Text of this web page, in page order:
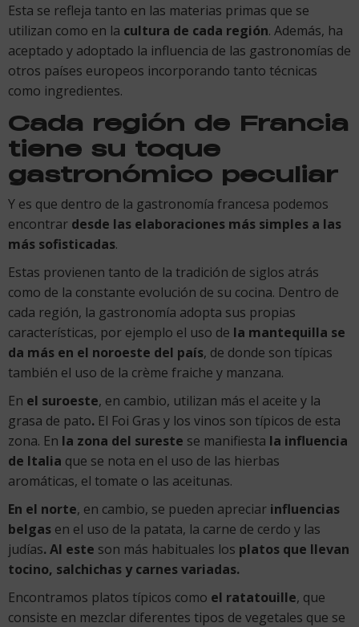
Esta se refleja tanto en las materias primas que se
utilizan como en la cultura de cada región. Además, ha
aceptado y adoptado la influencia de las gastronomías de
otros países europeos incorporando tanto técnicas
como ingredientes.
Cada región de Francia
tiene su toque
gastronómico peculiar
Y es que dentro de la gastronomía francesa podemos
encontrar desde las elaboraciones más simples a las
más sofisticadas.
Estas provienen tanto de la tradición de siglos atrás
como de la constante evolución de su cocina. Dentro de
cada región, la gastronomía adopta sus propias
características, por ejemplo el uso de la mantequilla se
da más en el noroeste del país, de donde son típicas
también el uso de la crème fraiche y manzana.
En el suroeste, en cambio, utilizan más el aceite y la
grasa de pato. El Foi Gras y los vinos son típicos de esta
zona. En la zona del sureste se manifiesta la influencia
de Italia que se nota en el uso de las hierbas
aromáticas, el tomate o las aceitunas.
En el norte, en cambio, se pueden apreciar influencias
belgas en el uso de la patata, la carne de cerdo y las
judías. Al este son más habituales los platos que llevan
tocino, salchichas y carnes variadas.
Encontramos platos típicos como el ratatouille, que
consiste en mezclar diferentes tipos de vegetales que se